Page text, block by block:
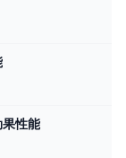
性能